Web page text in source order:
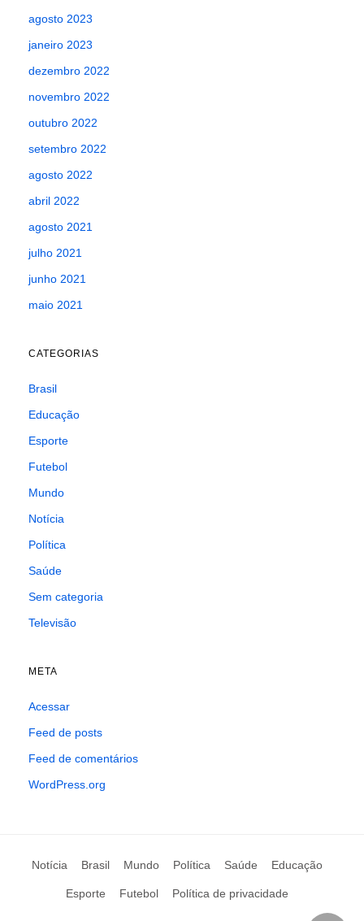
agosto 2023
janeiro 2023
dezembro 2022
novembro 2022
outubro 2022
setembro 2022
agosto 2022
abril 2022
agosto 2021
julho 2021
junho 2021
maio 2021
CATEGORIAS
Brasil
Educação
Esporte
Futebol
Mundo
Notícia
Política
Saúde
Sem categoria
Televisão
META
Acessar
Feed de posts
Feed de comentários
WordPress.org
Notícia Brasil Mundo Política Saúde Educação
Esporte Futebol Política de privacidade